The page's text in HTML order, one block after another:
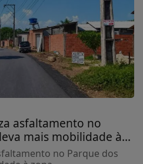
asfaltamento no
mais mobilidade à...
no Parque dos